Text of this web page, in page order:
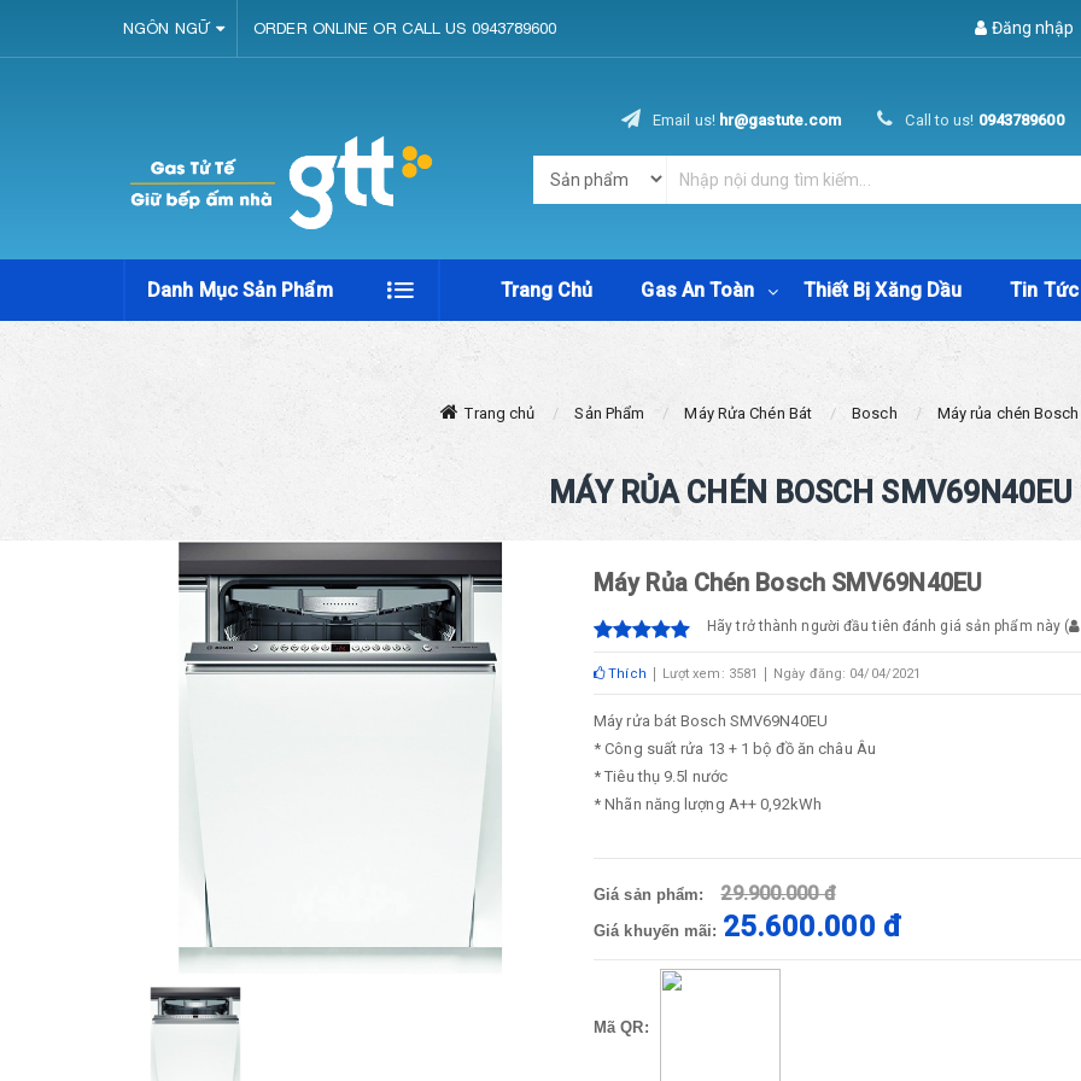
NGÔN NGỮ ORDER ONLINE OR CALL US 0943789600 Đăng nhập
Email us! hr@gastute.com Call to us! 0943789600
Danh Mục Sản Phẩm Trang Chủ Gas An Toàn Thiết Bị Xăng Dầu Tin Tức
Trang chủ Sản Phẩm Máy Rửa Chén Bát Bosch Máy rủa chén
MÁY RỦA CHÉN BOSCH SMV69N40EU
Máy Rủa Chén Bosch SMV69N40EU
Hãy trở thành người đầu tiên đánh giá sản phẩm này (
Thích Lượt xem: 3581 Ngày đăng: 04/04/2021
Máy rửa bát Bosch SMV69N40EU
* Công suất rửa 13 + 1 bộ đồ ăn châu Âu
* Tiêu thụ 9.5l nước
* Nhãn năng lượng A++ 0,92kWh
Giá sản phẩm: 29.900.000 đ
Giá khuyến mãi: 25.600.000 đ
Mã QR: